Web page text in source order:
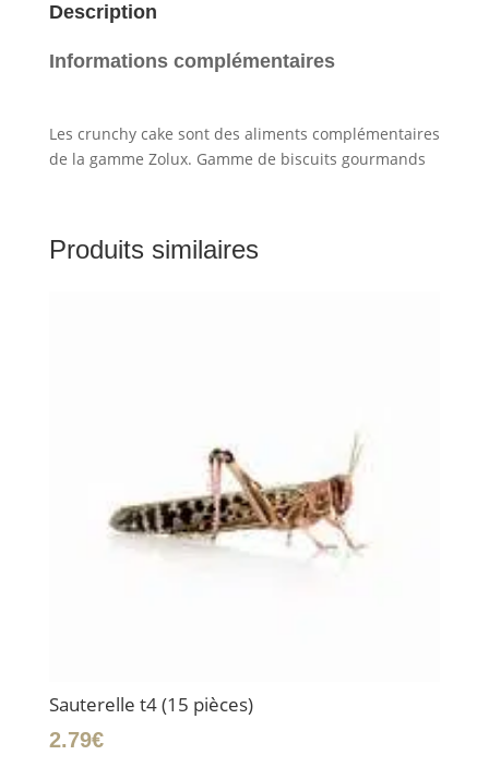
Description
Informations complémentaires
Les crunchy cake sont des aliments complémentaires
de la gamme Zolux. Gamme de biscuits gourmands
Produits similaires
Sauterelle t4 (15 pièces)
2.79€